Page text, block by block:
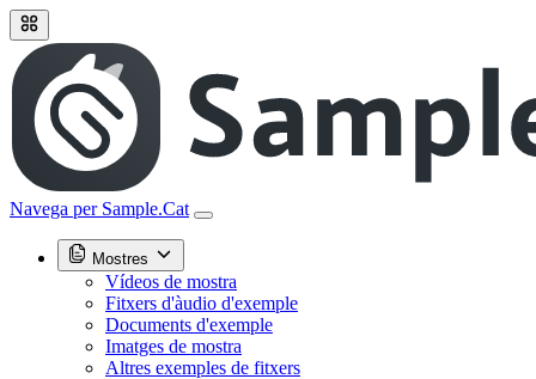
Navega per Sample.Cat
Mostres
Vídeos de mostra
Fitxers d'àudio d'exemple
Documents d'exemple
Imatges de mostra
Altres exemples de fitxers